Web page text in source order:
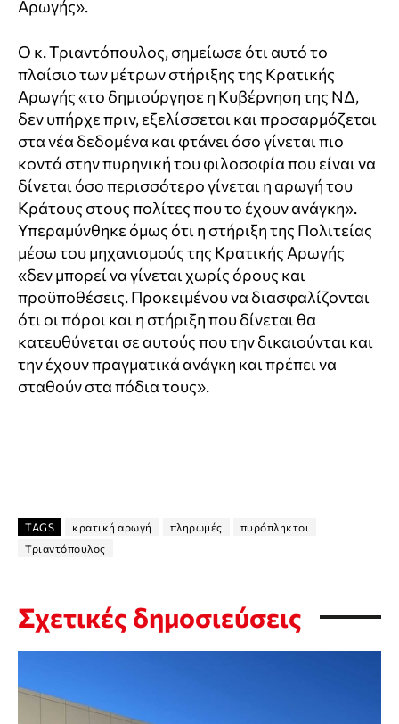
Αρωγής».
Ο κ. Τριαντόπουλος, σημείωσε ότι αυτό το
πλαίσιο των μέτρων στήριξης της Κρατικής
Αρωγής «το δημιούργησε η Κυβέρνηση της ΝΔ,
δεν υπήρχε πριν, εξελίσσεται και προσαρμόζεται
στα νέα δεδομένα και φτάνει όσο γίνεται πιο
κοντά στην πυρηνική του φιλοσοφία που είναι να
δίνεται όσο περισσότερο γίνεται η αρωγή του
Κράτους στους πολίτες που το έχουν ανάγκη».
Υπεραμύνθηκε όμως ότι η στήριξη της Πολιτείας
μέσω του μηχανισμούς της Κρατικής Αρωγής
«δεν μπορεί να γίνεται χωρίς όρους και
προϋποθέσεις. Προκειμένου να διασφαλίζονται
ότι οι πόροι και η στήριξη που δίνεται θα
κατευθύνεται σε αυτούς που την δικαιούνται και
την έχουν πραγματικά ανάγκη και πρέπει να
σταθούν στα πόδια τους».
TAGS κρατική αρωγή πληρωμές
πυρόπληκτοι
Τριαντόπουλος
Σχετικές δημοσιεύσεις